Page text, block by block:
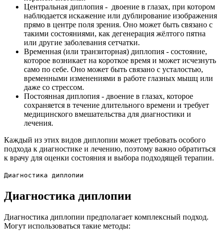
Центральная диплопия - двоение в глазах, при котором
наблюдается искажение или дублирование изображения
прямо в центре поля зрения. Оно может быть связано с
такими состояниями, как дегенерация жёлтого пятна
или другие заболевания сетчатки.
Временная (или транзиторная) диплопия - состояние,
которое возникает на короткое время и может исчезнуть
само по себе. Оно может быть связано с усталостью,
временными изменениями в работе глазных мышц или
даже со стрессом.
Постоянная диплопия - двоение в глазах, которое
сохраняется в течение длительного времени и требует
медицинского вмешательства для диагностики и
лечения.
Каждый из этих видов диплопии может требовать особого
подхода к диагностике и лечению, поэтому важно обратиться
к врачу для оценки состояния и выбора подходящей терапии.
Диагностика диплопии
Диагностика диплопии
Диагностика диплопии предполагает комплексный подход.
Могут использоваться такие методы: